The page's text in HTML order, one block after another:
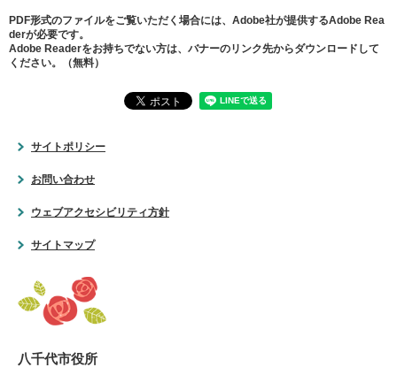
PDF形式のファイルをご覧いただく場合には、Adobe社が提供するAdobe Rea
derが必要です。
Adobe Readerをお持ちでない方は、バナーのリンク先からダウンロードして
ください。（無料）
サイトポリシー
お問い合わせ
ウェブアクセシビリティ方針
サイトマップ
八千代市役所